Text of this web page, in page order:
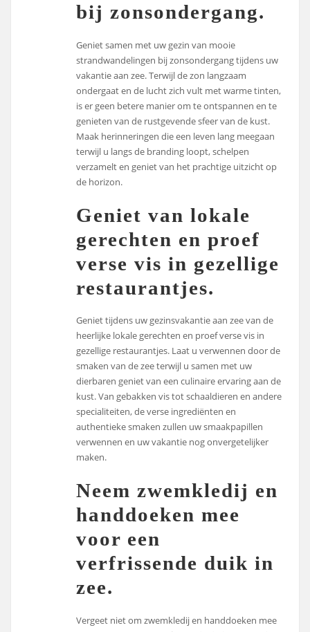
bij zonsondergang.
Geniet samen met uw gezin van mooie
strandwandelingen bij zonsondergang tijdens uw
vakantie aan zee. Terwijl de zon langzaam
ondergaat en de lucht zich vult met warme tinten,
is er geen betere manier om te ontspannen en te
genieten van de rustgevende sfeer van de kust.
Maak herinneringen die een leven lang meegaan
terwijl u langs de branding loopt, schelpen
verzamelt en geniet van het prachtige uitzicht op
de horizon.
Geniet van lokale
gerechten en proef
verse vis in gezellige
restaurantjes.
Geniet tijdens uw gezinsvakantie aan zee van de
heerlijke lokale gerechten en proef verse vis in
gezellige restaurantjes. Laat u verwennen door de
smaken van de zee terwijl u samen met uw
dierbaren geniet van een culinaire ervaring aan de
kust. Van gebakken vis tot schaaldieren en andere
specialiteiten, de verse ingrediënten en
authentieke smaken zullen uw smaakpapillen
verwennen en uw vakantie nog onvergetelijker
maken.
Neem zwemkledij en
handdoeken mee
voor een
verfrissende duik in
zee.
Vergeet niet om zwemkledij en handdoeken mee